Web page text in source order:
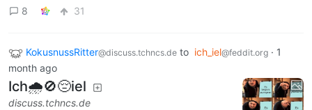
8
31
KokusnussRitter@discuss.tchncs.de to ich_iel@feddit.org · 1
month ago
Ich🌧🚫😔iel
discuss.tchncs.de